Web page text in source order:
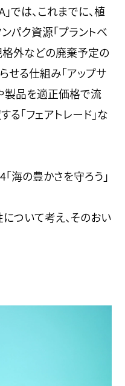
では、これまでに、植
パク資源「プラントベ
格外などの廃棄予定の
せる仕組み「アップサ
製品を適正価格で流
「フェアトレード」な
海の豊かさを守ろう」
ついて考え、そのおい